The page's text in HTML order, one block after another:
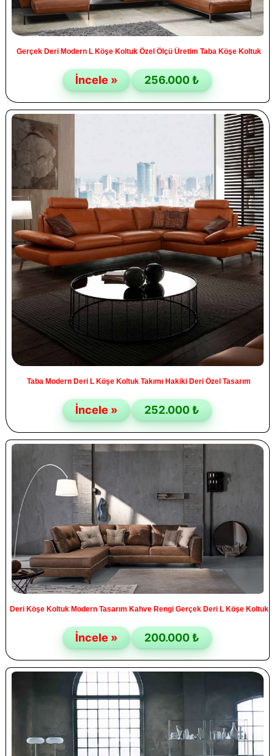
Gerçek Deri Modern L Köşe Koltuk Özel Ölçü Üretim Taba Köşe Koltuk
İncele » 256.000 ₺
Taba Modern Deri L Köşe Koltuk Takımı Hakiki Deri Özel Tasarım
İncele » 252.000 ₺
Deri Köşe Koltuk Modern Tasarım Kahve Rengi Gerçek Deri L Köşe Koltuk
İncele » 200.000 ₺